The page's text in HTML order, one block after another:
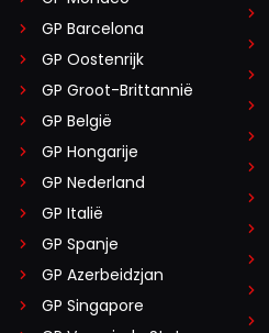
GP Barcelona
GP Oostenrijk
GP Groot-Brittannië
GP België
GP Hongarije
GP Nederland
GP Italië
GP Spanje
GP Azerbeidzjan
GP Singapore